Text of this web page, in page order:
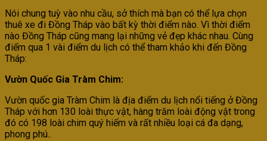
Nói chung tuỳ vào nhu cầu, sở thích mà bạn có thể lựa chọn
thuê xe đi Đồng Tháp vào bất kỳ thời điểm nào. Vì thời điểm
nào Đồng Tháp cũng mang lại những vẻ đẹp khác nhau. Cùng
điểm qua 1 vài điểm du lịch có thể tham khảo khi đến Đồng
Tháp:
Vườn Quốc Gia Tràm Chim:
Vườn quốc gia Tràm Chim là địa điểm du lịch nổi tiếng ở Đồng
Tháp với hơn 130 loài thực vật, hàng trăm loài động vật trong
đó có 198 loài chim quý hiếm và rất nhiều loại cá đa dạng,
phong phú..